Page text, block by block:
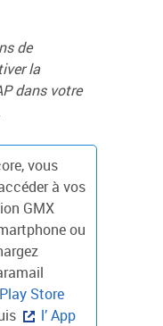
de
la
dans votre
vous
à vos
GMX
ou
Store
l’ App